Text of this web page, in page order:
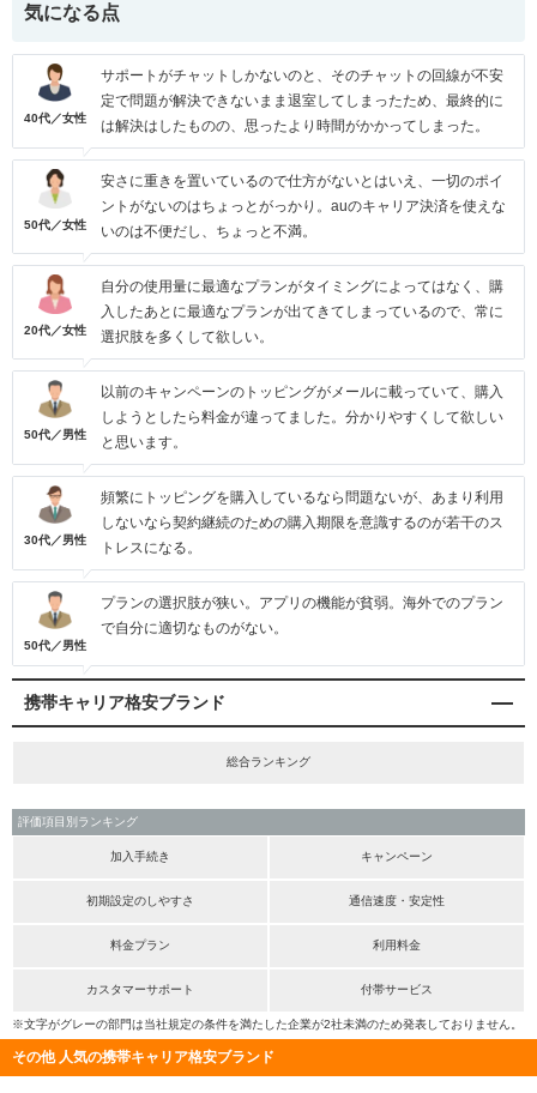
気になる点
40代／女性
サポートがチャットしかないのと、そのチャットの回線が不安
定で問題が解決できないまま退室してしまったため、最終的に
は解決はしたものの、思ったより時間がかかってしまった。
50代／女性
安さに重きを置いているので仕方がないとはいえ、一切のポイ
ントがないのはちょっとがっかり。auのキャリア決済を使えな
いのは不便だし、ちょっと不満。
20代／女性
自分の使用量に最適なプランがタイミングによってはなく、購
入したあとに最適なプランが出てきてしまっているので、常に
選択肢を多くして欲しい。
50代／男性
以前のキャンペーンのトッピングがメールに載っていて、購入
しようとしたら料金が違ってました。分かりやすくして欲しい
と思います。
30代／男性
頻繁にトッピングを購入しているなら問題ないが、あまり利用
しないなら契約継続のための購入期限を意識するのが若干のス
トレスになる。
50代／男性
プランの選択肢が狭い。アプリの機能が貧弱。海外でのプラン
で自分に適切なものがない。
携帯キャリア格安ブランド
総合ランキング
評価項目別ランキング
加入手続き キャンペーン
初期設定のしやすさ 通信速度・安定性
料金プラン 利用料金
カスタマーサポート 付帯サービス
※文字がグレーの部門は当社規定の条件を満たした企業が2社未満のため発表しておりません。
その他 人気の携帯キャリア格安ブランド